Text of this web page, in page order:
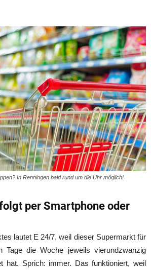
In Renningen bald rund um die Uhr möglich!
per Smartphone oder
lautet E 24/7, weil dieser Supermarkt für
Tage die Woche jeweils vierundzwanzig
hat. Sprich: immer. Das funktioniert, weil